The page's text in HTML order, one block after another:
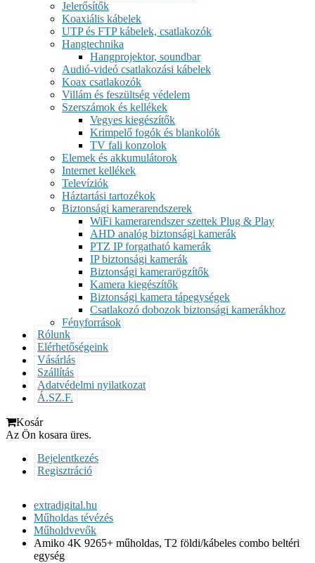
Jelerősítők
Koaxiális kábelek
UTP és FTP kábelek, csatlakozók
Hangtechnika
Hangprojektor, soundbar
Audió-videó csatlakozási kábelek
Koax csatlakozók
Villám és feszültség védelem
Szerszámok és kellékek
Vegyes kiegészítők
Krimpelő fogók és blankolók
TV fali konzolok
Elemek és akkumulátorok
Internet kellékek
Televíziók
Háztartási tartozékok
Biztonsági kamerarendszerek
WiFi kamerarendszer szettek Plug & Play
AHD analóg biztonsági kamerák
PTZ IP forgatható kamerák
IP biztonsági kamerák
Biztonsági kamerarögzítők
Kamera kiegészítők
Biztonsági kamera tápegységek
Csatlakozó dobozok biztonsági kamerákhoz
Fényforrások
Rólunk
Elérhetőségeink
Vásárlás
Szállítás
Adatvédelmi nyilatkozat
Á.SZ.F.
Kosár
Az Ön kosara üres.
Bejelentkezés
Regisztráció
extradigital.hu
Műholdas tévézés
Műholdvevők
Amiko 4K 9265+ műholdas, T2 földi/kábeles combo beltéri
egység